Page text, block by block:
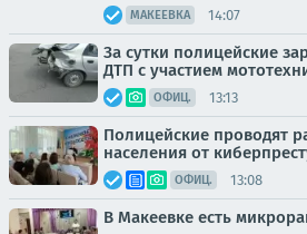
МАКЕЕВКА 14:07
За сутки полицейские
ДТП с участием
ОФИЦ. 13:13
Полицейские проводят
населения от
ОФИЦ. 13:08
В Макеевке есть